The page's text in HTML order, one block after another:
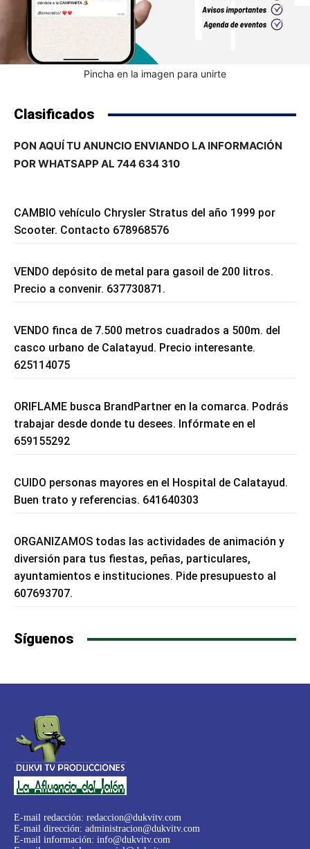
Pincha en la imagen para unirte
Clasificados
PON AQUÍ TU ANUNCIO ENVIANDO LA INFORMACIÓN
POR WHATSAPP AL 744 634 310
CAMBIO vehículo Chrysler Stratus del año 1999 por
Scooter. Contacto 678968576
VENDO depósito de metal para gasoil de 200 litros.
Precio a convenir. 637730871.
VENDO finca de 7.500 metros cuadrados a 500m. del
casco urbano de Calatayud. Precio interesante.
625114075
ORIFLAME busca BrandPartner en la comarca. Podrás
trabajar desde donde tu desees. Infórmate en el
659155292
CUIDO personas mayores en el Hospital de Calatayud.
Buen trato y referencias. 641640303
ORGANIZAMOS todas las actividades de animación y
diversión para tus fiestas, peñas, particulares,
ayuntamientos e instituciones. Pide presupuesto al
607693707.
Síguenos
E-mail redacción: redaccion@dukvitv.com
E-mail dirección: administracion@dukvitv.com
E-mail información: info@dukvitv.com